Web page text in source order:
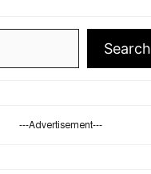
Search
---Advertisement---